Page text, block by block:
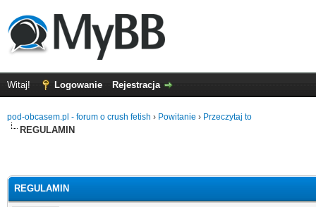
Witaj! Logowanie Rejestracja
pod-obcasem.pl - forum o crush fetish › Powitanie › Przeczytaj to
REGULAMIN
REGULAMIN